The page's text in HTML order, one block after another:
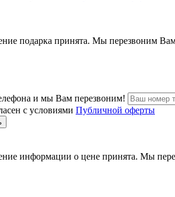
подарка принята. Мы перезвоним
и мы Вам перезвоним!
с условиями Публичной оферты
информации о цене принята. Мы